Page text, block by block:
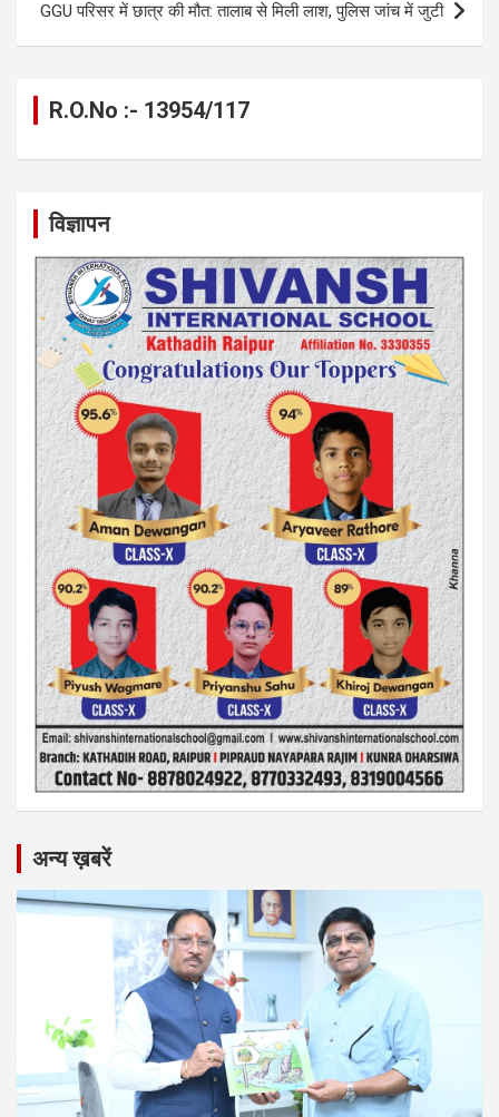
GGU परिसर में छात्र की मौत: तालाब से मिली लाश, पुलिस जांच में जुटी
R.O.No :- 13954/117
विज्ञापन
अन्य ख़बरें